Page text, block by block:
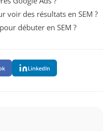
voir des résultats en SEM ?
débuter en SEM ?
LinkedIn